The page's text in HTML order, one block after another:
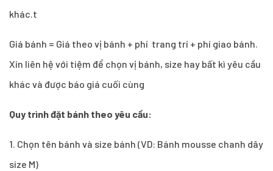
khác.t
Giá bánh = Giá theo vị bánh + phí trang trí + phí giao bánh.
Xin liên hệ với tiệm để chọn vị bánh, size hay bất kì yêu cầu
khác và được báo giá cuối cùng
Quy trình đặt bánh theo yêu cầu:
1. Chọn tên bánh và size bánh (VD: Bánh mousse chanh dây
size M)